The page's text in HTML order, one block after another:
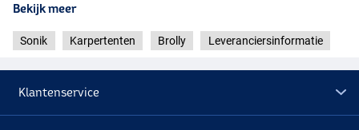
Bekijk meer
Sonik Karpertenten Brolly Leveranciersinformatie
Klantenservice